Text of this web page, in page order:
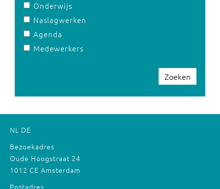
Onderwijs
Naslagwerken
Agenda
Medewerkers
Zoeken
NL DE
Bezoekadres
Oude Hoogstraat 24
1012 CE Amsterdam
Postadres